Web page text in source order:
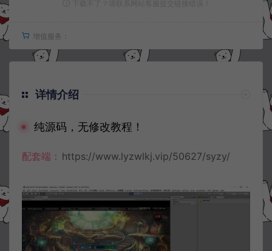
增值服务：
详情介绍
纯源码，无修改教程！
配套端： https://www.lyzwlkj.vip/50627/syzy/